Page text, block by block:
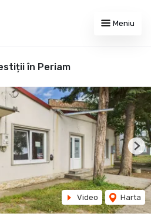
Meniu
în Periam
Video Harta